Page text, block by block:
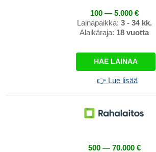
100 — 5.000 €
Lainapaikka: 3 - 34 kk.
Alaikäraja: 18 vuotta
HAE LAINAA
👉 Lue lisää
500 — 70.000 €